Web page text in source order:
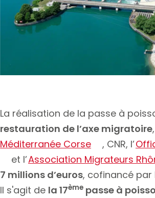
La réalisation de la passe à
restauration de l’axe migratoire
Méditerranée Corse
, CNR, l’
et l’Association Migrateurs
7 millions d’euros, cofinancé par
Il s'agit de la 17ème passe à